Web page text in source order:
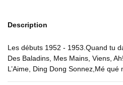
Description
Les débuts 1952 - 1953.Quand tu
Des Baladins, Mes Mains, Viens,
L’Aime, Ding Dong Sonnez,Mé